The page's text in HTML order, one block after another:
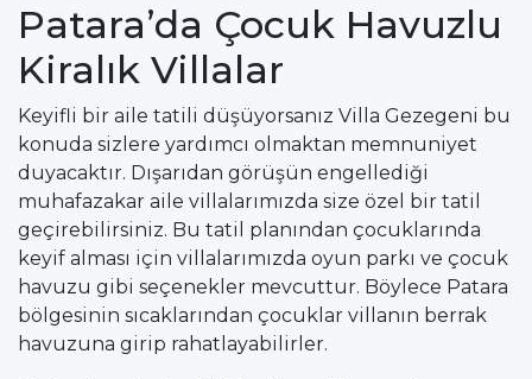
Patara’da Çocuk Havuzlu
Kiralık Villalar
Keyifli bir aile tatili düşüyorsanız Villa Gezegeni bu
konuda sizlere yardımcı olmaktan memnuniyet
duyacaktır. Dışarıdan görüşün engellediği
muhafazakar aile villalarımızda size özel bir tatil
geçirebilirsiniz. Bu tatil planından çocuklarında
keyif alması için villalarımızda oyun parkı ve çocuk
havuzu gibi seçenekler mevcuttur. Böylece Patara
bölgesinin sıcaklarından çocuklar villanın berrak
havuzuna girip rahatlayabilirler.